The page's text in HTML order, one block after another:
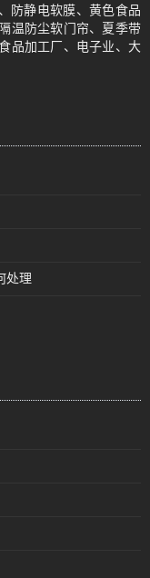
防静电软膜、黄色食品
温防尘软门帘、夏季带
品加工厂、电子业、大
处理